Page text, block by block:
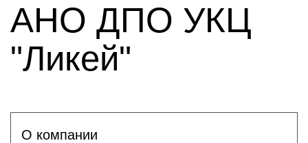
АНО ДПО УКЦ
"Ликей"
О компании